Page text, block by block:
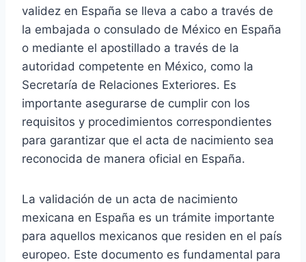
validez en España se lleva a cabo a través de
la embajada o consulado de México en España
o mediante el apostillado a través de la
autoridad competente en México, como la
Secretaría de Relaciones Exteriores. Es
importante asegurarse de cumplir con los
requisitos y procedimientos correspondientes
para garantizar que el acta de nacimiento sea
reconocida de manera oficial en España.
La validación de un acta de nacimiento
mexicana en España es un trámite importante
para aquellos mexicanos que residen en el país
europeo. Este documento es fundamental para